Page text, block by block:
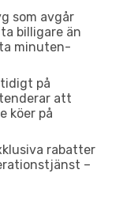
som avgår
billigare än
minuten-
på
att
köer på
rabatter
–